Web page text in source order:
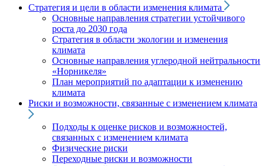
Стратегия и цели в области изменения климата
Основные направления стратегии устойчивого
роста до 2030 года
Стратегия в области экологии и изменения
климата
Основные направления углеродной нейтральности
«Норникеля»
План мероприятий по адаптации к изменению
климата
Риски и возможности, связанные с изменением климата
Подходы к оценке рисков и возможностей,
связанных с изменением климата
Физические риски
Переходные риски и возможности